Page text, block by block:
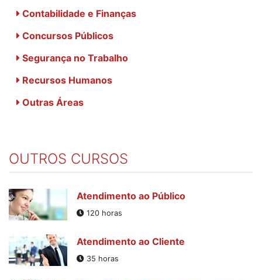
Contabilidade e Finanças
Concursos Públicos
Segurança no Trabalho
Recursos Humanos
Outras Áreas
OUTROS CURSOS
Atendimento ao Público
120 horas
Atendimento ao Cliente
35 horas